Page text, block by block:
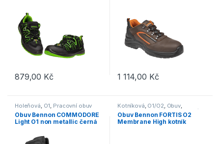
879,00 Kč 1 114,00 Kč
Holeňová, O1, Pracovní obuv
Obuv Bennon COMMODORE
Light O1 non metallic černá
Kotníková, O1/O2, Obuv,
Outdoor a volný čas,Pracovní
obuv
Obuv Bennon FORTIS O2
Membrane High kotník